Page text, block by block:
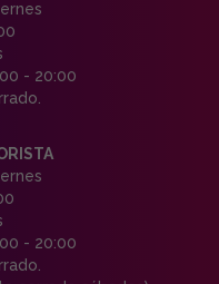
- 20:00
- 20:00